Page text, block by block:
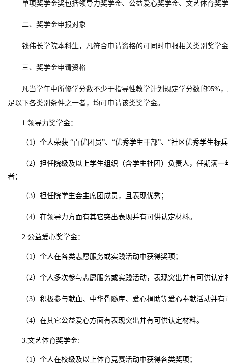
单项奖学金奖包括领导力奖学金、公益爱心奖学金、文艺体育奖
二、奖学金申报对象
钱伟长学院本科生，凡符合申请资格的可同时申报相关类别奖学
三、奖学金申请资格
凡当学年中所修学分数不少于指导性教学计划规定学分数的95%
足以下各类别条件之一者，均可申请该类奖学金。
1.领导力奖学金：
（1）个人荣获 “百优团员”、“优秀学生干部”、“社区优秀学生标
（2）担任院级及以上学生组织（含学生社团）负责人，任期满
者；
（3）担任院学生会主席团成员，且表现优秀；
（4）在领导力方面有其它突出表现并有可供认定材料。
2.公益爱心奖学金：
（1）个人在各类志愿服务或实践活动中获得奖项；
（2）个人多次参与志愿服务或实践活动，表现突出并有可供认定
（3）积极参与献血、中华骨髓库、爱心捐助等爱心奉献活动并有
（4）在其它公益爱心方面有表现突出并有可供认定材料。
3.文艺体育奖学金:
（1）个人在校级及以上体育竞赛活动中获得各类奖项；